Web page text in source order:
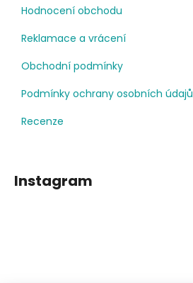
Hodnocení obchodu
Reklamace a vrácení
Obchodní podmínky
Podmínky ochrany osobních údajů
Recenze
Instagram